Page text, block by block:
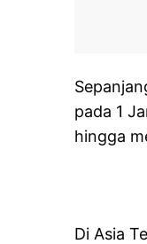
pada 1
hingga
Di Asia